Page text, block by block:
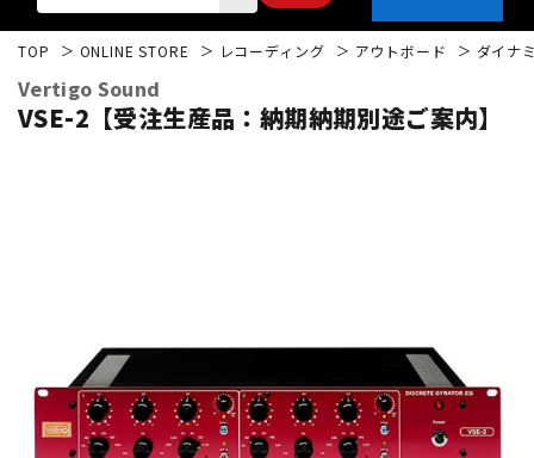
ドラム パーカッション
キーボード 電子ピアノ
TOP ONLINE STORE レコーディング アウトボード ダイナ
Vertigo Sound
VSE-2【受注生産品：納期納期別途ご案内】